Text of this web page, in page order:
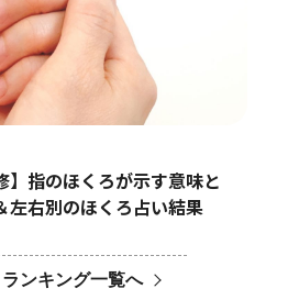
】指のほくろが示す意味と
左右別のほくろ占い結果
ランキング一覧へ